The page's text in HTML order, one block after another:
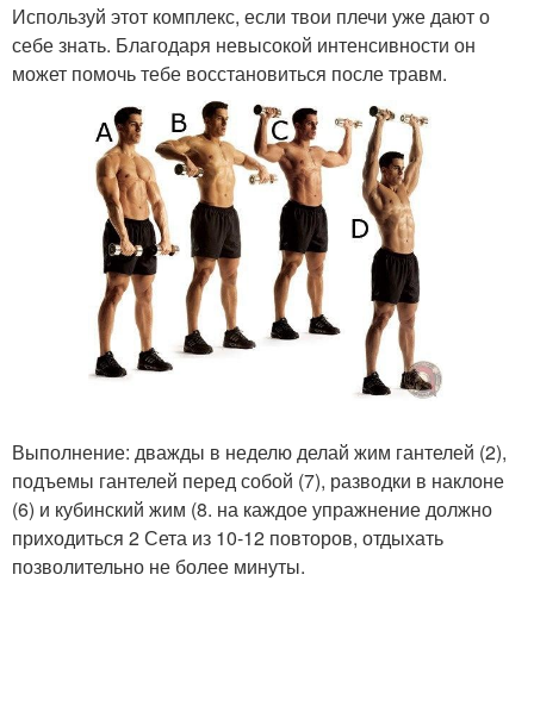
Используй этот комплекс, если твои плечи уже дают о
себе знать. Благодаря невысокой интенсивности он
может помочь тебе восстановиться после травм.
Выполнение: дважды в неделю делай жим гантелей (2),
подъемы гантелей перед собой (7), разводки в наклоне
(6) и кубинский жим (8. на каждое упражнение должно
приходиться 2 Сета из 10-12 повторов, отдыхать
позволительно не более минуты.